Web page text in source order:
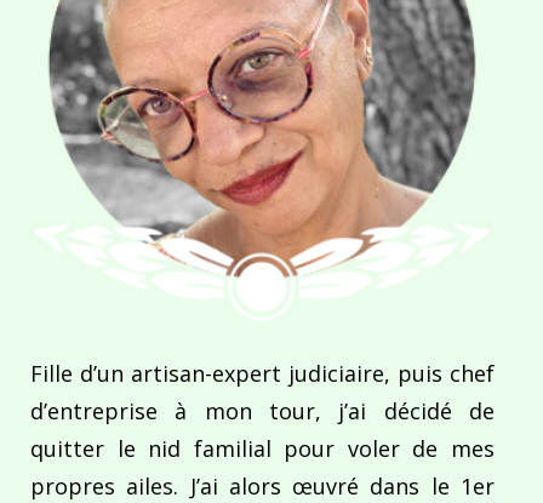
Fille d’un artisan-expert judiciaire, puis chef
d’entreprise à mon tour, j’ai décidé de
quitter le nid familial pour voler de mes
propres ailes. J’ai alors œuvré dans le 1er